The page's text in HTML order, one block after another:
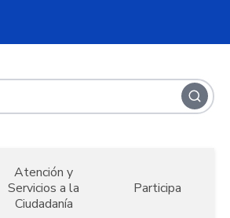
Atención y
Servicios a la
Ciudadanía
Participa